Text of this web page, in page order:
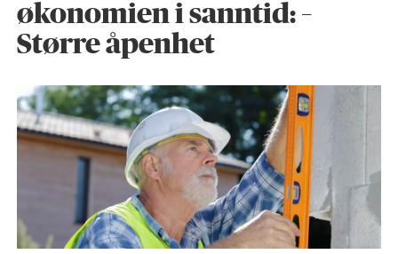
økonomien i sanntid: –
Større åpenhet